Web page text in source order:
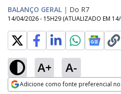
BALANÇO GERAL | Do R7
14/04/2026 - 15H29 (ATUALIZADO EM
A+ A-
Adicione como fonte preferencial
Ativar
Loaded:
11.37%